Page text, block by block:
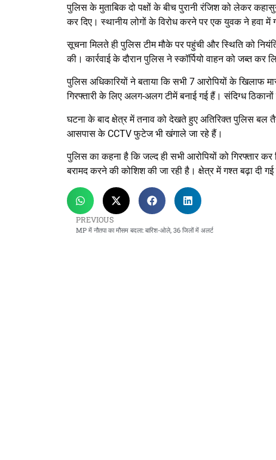
पुलिस के मुताबिक दो पक्षों के बीच पुरानी रंजिश को लेकर
कर दिए। स्थानीय लोगों के विरोध करने पर एक युवक ने हवा में
सूचना मिलते ही पुलिस टीम मौके पर पहुंची और स्थिति को
की। कार्रवाई के दौरान पुलिस ने स्कॉर्पियो वाहन को जब्त कर
पुलिस अधिकारियों ने बताया कि सभी 7 आरोपियों के खिलाफ
गिरफ्तारी के लिए अलग-अलग टीमें बनाई गई हैं। संदिग्ध ठिकानों
घटना के बाद क्षेत्र में तनाव को देखते हुए अतिरिक्त पुलिस बल
आसपास के CCTV फुटेज भी खंगाले जा रहे हैं।
पुलिस का कहना है कि जल्द ही सभी आरोपियों को गिरफ्तार
बरामद करने की कोशिश की जा रही है। क्षेत्र में गश्त बढ़ा दी
PREVIOUS
MP में नौतपा का मौसम बदला: बारिश-ओले, 36 जिलों में अलर्ट